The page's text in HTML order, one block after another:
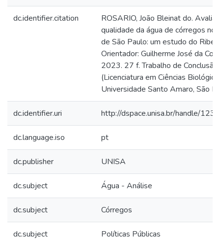
dc.identifier.citation
ROSARIO, João Bleinat do.
qualidade da água de córregos no
de São Paulo: um estudo do
Orientador: Guilherme José da
2023. 27 f. Trabalho de
(Licenciatura em Ciências
Universidade Santo Amaro, São
dc.identifier.uri http://dspace.unisa.br/handle/
dc.language.iso pt
dc.publisher UNISA
dc.subject Água - Análise
dc.subject Córregos
dc.subject Políticas Públicas